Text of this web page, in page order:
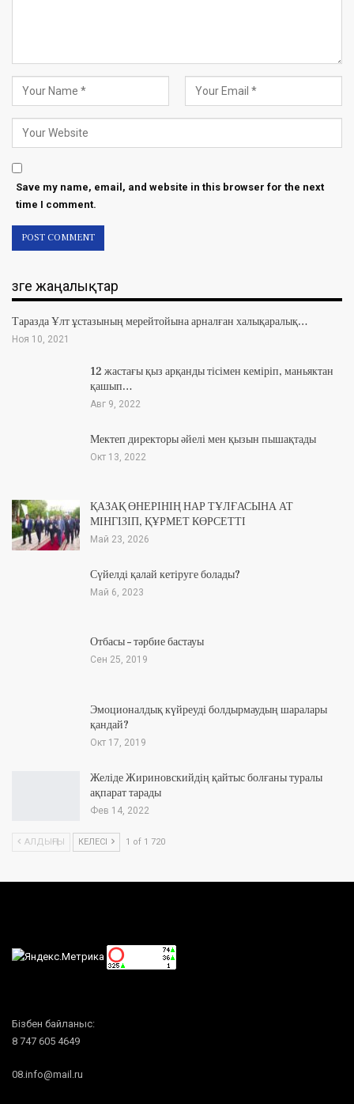
Save my name, email, and website in this browser for the next
time I comment.
Өзге жаңалықтар
Таразда Ұлт ұстазының мерейтойына арналған халықаралық…
Ноя 10, 2021
12 жастағы қыз арқанды тісімен кеміріп, маньяктан
қашып…
Авг 9, 2022
Мектеп директоры әйелі мен қызын пышақтады
Окт 13, 2022
ҚАЗАҚ ӨНЕРІНІҢ НАР ТҰЛҒАСЫНА АТ
МІНГІЗІП, ҚҰРМЕТ КӨРСЕТТІ
Май 23, 2026
Сүйелді қалай кетіруге болады?
Май 6, 2023
Отбасы – тәрбие бастауы
Сен 25, 2019
Эмоционалдық күйреуді болдырмаудың шаралары
қандай?
Окт 17, 2019
Желіде Жириновскийдің қайтыс болғаны туралы
ақпарат тарады
Фев 14, 2022
АЛДЫҢҒЫ КЕЛЕСІ 1 of 1 720
Бізбен байланыс:
8 747 605 4649
08.info@mail.ru